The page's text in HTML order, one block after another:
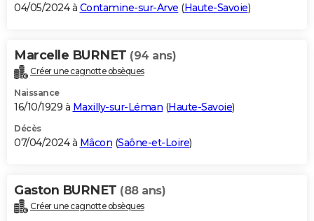
04/05/2024 à Contamine-sur-Arve (Haute-Savoie)
Marcelle BURNET (94 ans)
Créer une cagnotte obsèques
Naissance
16/10/1929 à Maxilly-sur-Léman (Haute-Savoie)
Décès
07/04/2024 à Mâcon (Saône-et-Loire)
Gaston BURNET (88 ans)
Créer une cagnotte obsèques